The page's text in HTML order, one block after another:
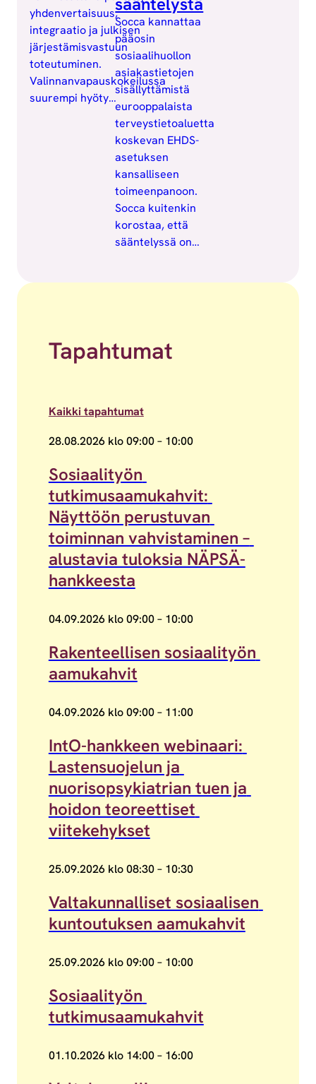
yhdenvertaisuus,
integraatio ja julkisen
järjestämisvastuun
toteutuminen.
Valinnanvapauskokeilussa
suurempi hyöty…
Socca kannattaa
pääosin
sosiaalihuollon
asiakastietojen
sisällyttämistä
eurooppalaista
terveystietoaluetta
koskevan EHDS-
asetuksen
kansalliseen
toimeenpanoon.
Socca kuitenkin
korostaa, että
sääntelyssä on…
Tapahtumat
Kaikki tapahtumat
Sosiaalityön tutkimusaamukahvit: Näyttöön
28.08.2026 klo 09:00 – 10:00
Sosiaalityön
tutkimusaamukahvit:
Näyttöön perustuvan
toiminnan vahvistaminen –
alustavia tuloksia NÄPSÄ-
hankkeesta
Rakenteellisen sosiaalityön aamukahvit
04.09.2026 klo 09:00 – 10:00
Rakenteellisen sosiaalityön
aamukahvit
IntO-hankkeen webinaari: Lastensuojelun ja
04.09.2026 klo 09:00 – 11:00
IntO-hankkeen webinaari:
Lastensuojelun ja
nuorisopsykiatrian tuen ja
hoidon teoreettiset
viitekehykset
Valtakunnalliset sosiaalisen kuntoutuksen
25.09.2026 klo 08:30 – 10:30
Valtakunnalliset sosiaalisen
kuntoutuksen aamukahvit
Sosiaalityön tutkimusaamukahvit
25.09.2026 klo 09:00 – 10:00
Sosiaalityön
tutkimusaamukahvit
Valtakunnallinen gerontologisen sosiaalityön
01.10.2026 klo 14:00 – 16:00